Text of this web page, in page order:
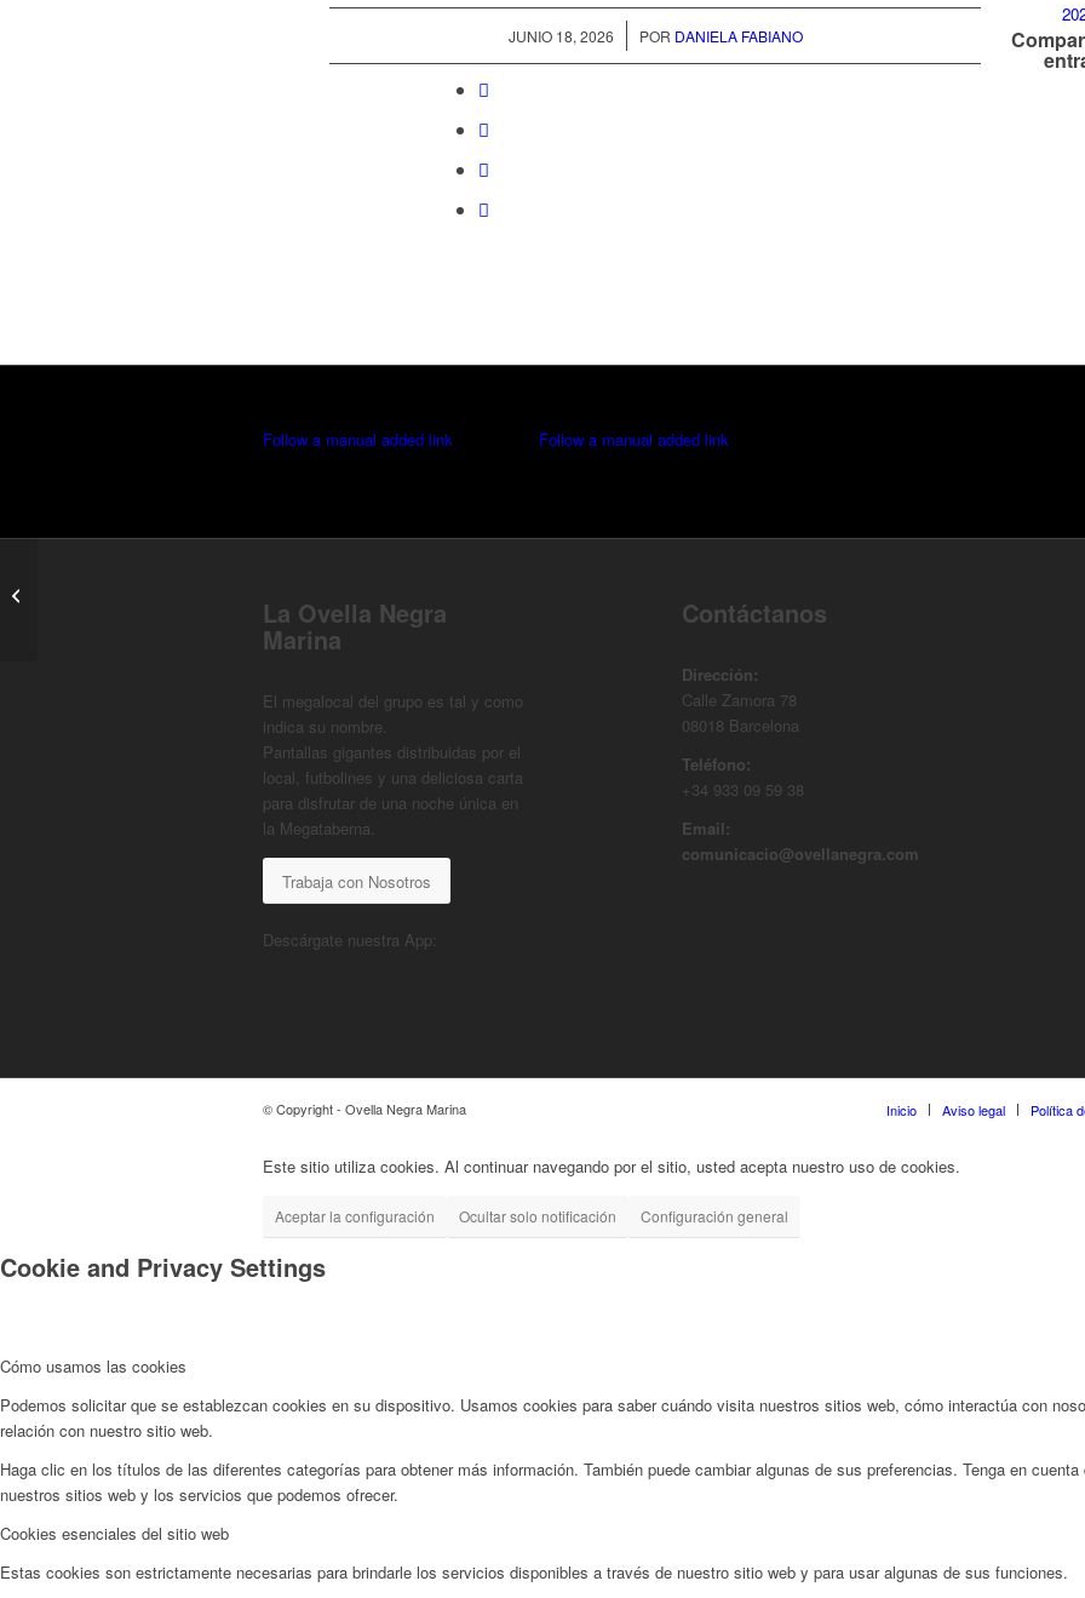
JUNIO 18, 2026
/ POR DANIELA FABIANO
Follow a manual added link Follow a manual added link
La Ovella Negra
Marina
El megalocal del grupo es tal y como
indica su nombre.
Pantallas gigantes distribuidas por el
local, futbolines y una deliciosa carta
para disfrutar de una noche única en
la Megataberna.
Trabaja con Nosotros
Contáctanos
Dirección:
Calle Zamora 78
08018 Barcelona
Teléfono:
+34 933 09 59 38
Email:
comunicacio@ovellanegra.com
Descárgate nuestra App:
© Copyright - Ovella Negra Marina Inicio Aviso legal Política
Este sitio utiliza cookies. Al continuar navegando por el sitio, usted acepta nuestro uso de cookies.
Aceptar la configuración Ocultar solo notificación Configuración general
Cookie and Privacy Settings
Cómo usamos las cookies
Podemos solicitar que se establezcan cookies en su dispositivo. Usamos cookies para saber cuándo visita nuestros sitios web, cómo interactúa con
relación con nuestro sitio web.
Haga clic en los títulos de las diferentes categorías para obtener más información. También puede cambiar algunas de sus preferencias. Tenga en
nuestros sitios web y los servicios que podemos ofrecer.
Cookies esenciales del sitio web
Estas cookies son estrictamente necesarias para brindarle los servicios disponibles a través de nuestro sitio web y para usar algunas de sus funciones.